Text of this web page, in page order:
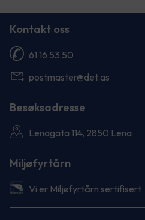
Kontakt oss
61 16 53 50
postmaster@det.as
Besøksadresse
Lenagata 114, 2850 Lena
Miljøfyrtårn
Vi er Miljøfyrtårn sertifisert